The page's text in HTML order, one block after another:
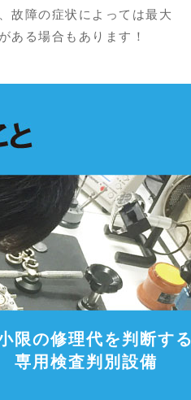
故障の症状によっては最大
ある場合もあります！
限の修理代を判断する
専用検査判別設備